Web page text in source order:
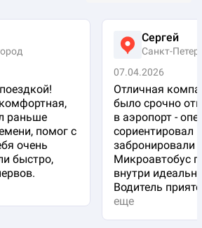
раньше
помог с
очень
быстро,
Сергей
Санкт-
07.04.2026
Отличная
было срочно
в аэропорт -
сориентировал и
забронировали
Микроавтобус
внутри
Водитель
еще